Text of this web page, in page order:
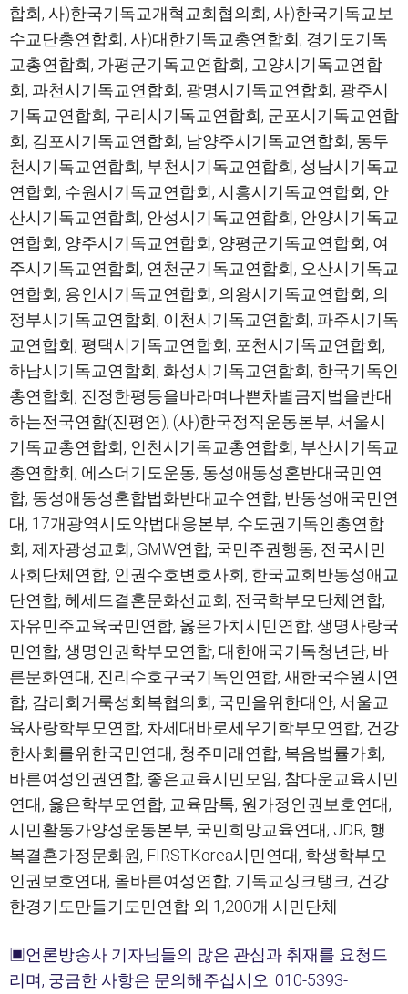
합회, 사)한국기독교개혁교회협의회, 사)한국기독교보
수교단총연합회, 사)대한기독교총연합회, 경기도기독
교총연합회, 가평군기독교연합회, 고양시기독교연합
회, 과천시기독교연합회, 광명시기독교연합회, 광주시
기독교연합회, 구리시기독교연합회, 군포시기독교연합
회, 김포시기독교연합회, 남양주시기독교연합회, 동두
천시기독교연합회, 부천시기독교연합회, 성남시기독교
연합회, 수원시기독교연합회, 시흥시기독교연합회, 안
산시기독교연합회, 안성시기독교연합회, 안양시기독교
연합회, 양주시기독교연합회, 양평군기독교연합회, 여
주시기독교연합회, 연천군기독교연합회, 오산시기독교
연합회, 용인시기독교연합회, 의왕시기독교연합회, 의
정부시기독교연합회, 이천시기독교연합회, 파주시기독
교연합회, 평택시기독교연합회, 포천시기독교연합회,
하남시기독교연합회, 화성시기독교연합회, 한국기독인
총연합회, 진정한평등을바라며나쁜차별금지법을반대
하는전국연합(진평연), (사)한국정직운동본부, 서울시
기독교총연합회, 인천시기독교총연합회, 부산시기독교
총연합회, 에스더기도운동, 동성애동성혼반대국민연
합, 동성애동성혼합법화반대교수연합, 반동성애국민연
대, 17개광역시도악법대응본부, 수도권기독인총연합
회, 제자광성교회, GMW연합, 국민주권행동, 전국시민
사회단체연합, 인권수호변호사회, 한국교회반동성애교
단연합, 헤세드결혼문화선교회, 전국학부모단체연합,
자유민주교육국민연합, 옳은가치시민연합, 생명사랑국
민연합, 생명인권학부모연합, 대한애국기독청년단, 바
른문화연대, 진리수호구국기독인연합, 새한국수원시연
합, 감리회거룩성회복협의회, 국민을위한대안, 서울교
육사랑학부모연합, 차세대바로세우기학부모연합, 건강
한사회를위한국민연대, 청주미래연합, 복음법률가회,
바른여성인권연합, 좋은교육시민모임, 참다운교육시민
연대, 옳은학부모연합, 교육맘톡, 원가정인권보호연대,
시민활동가양성운동본부, 국민희망교육연대, JDR, 행
복결혼가정문화원, FIRSTKorea시민연대, 학생학부모
인권보호연대, 올바른여성연합, 기독교싱크탱크, 건강
한경기도만들기도민연합 외 1,200개 시민단체
▣언론방송사 기자님들의 많은 관심과 취재를 요청드
리며, 궁금한 사항은 문의해주십시오 . 010-5393-